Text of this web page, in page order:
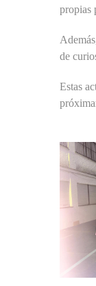
propias
de
Estas